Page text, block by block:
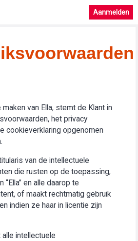
Aanmelden
van Ella, stemt de Klant in
het privacy
cookieverklaring opgenomen
van de intellectuele
die rusten op de toepassing,
“Ella” en alle daarop te
of maakt rechtmatig gebruik
indien ze haar in licentie zijn
intellectuele